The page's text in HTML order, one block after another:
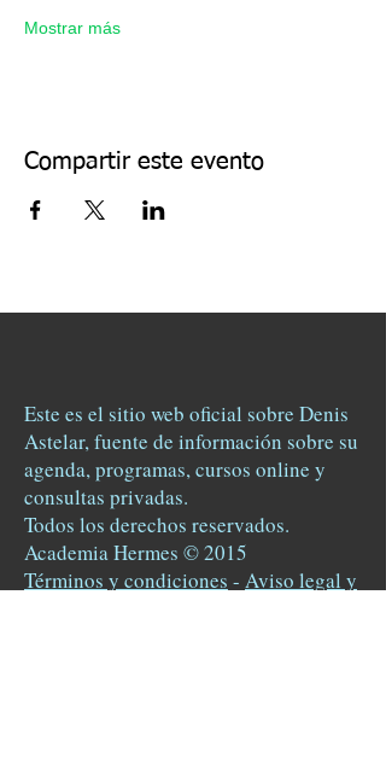
Mostrar más
Compartir este evento
Este es el sitio web oficial sobre Denis
Astelar, fuente de información sobre su
agenda, programas, cursos online y
consultas privadas.
Todos los derechos reservados.
Academia Hermes © 2015
Términos y condiciones - Aviso legal y